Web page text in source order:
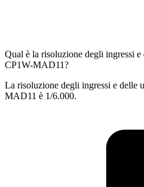
Qual è la risoluzione degli ingressi
CP1W-MAD11?
La risoluzione degli ingressi e delle
MAD11 è 1/6.000.